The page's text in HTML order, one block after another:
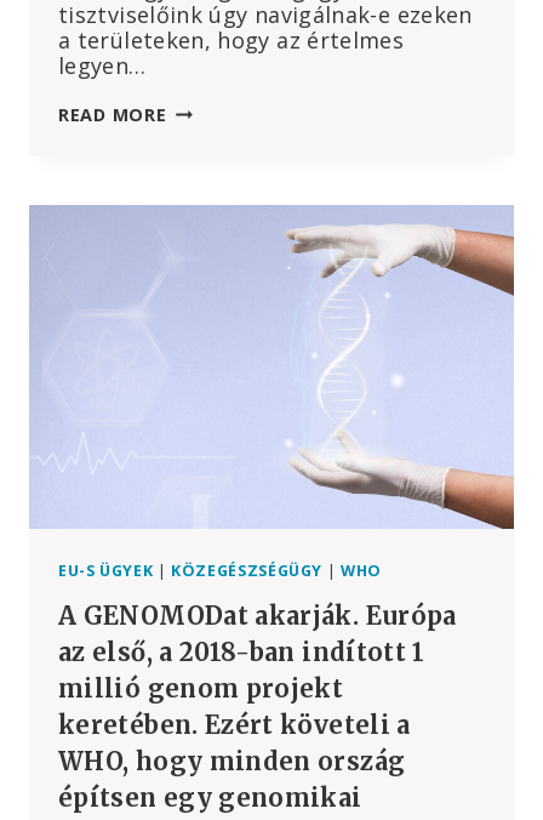
tisztviselőink úgy navigálnak-e ezeken
a területeken, hogy az értelmes
legyen…
READ MORE A
EU-S ÜGYEK | KÖZEGÉSZSÉGÜGY | WHO
A GENOMODat akarják. Európa
az első, a 2018-ban indított 1
millió genom projekt
keretében. Ezért követeli a
WHO, hogy minden ország
építsen egy genomikai